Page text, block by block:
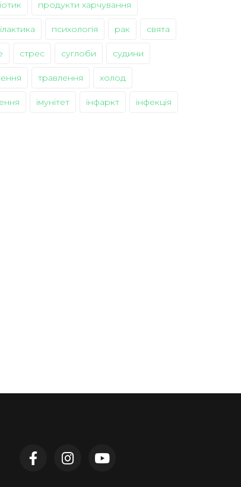
продукти харчування
психологія рак свята
стрес суглоби судини
травлення холод
імунітет інфаркт інфекція